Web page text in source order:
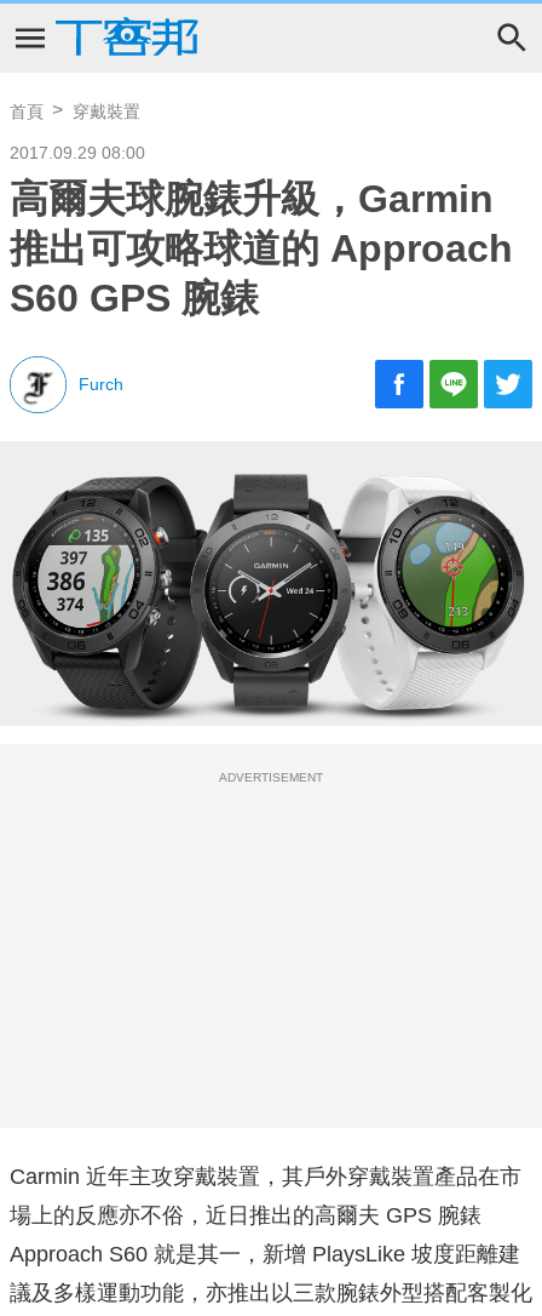
首頁 穿戴裝置
2017.09.29 08:00
高爾夫球腕錶升級，Garmin
推出可攻略球道的 Approach
S60 GPS 腕錶
Furch
ADVERTISEMENT
Carmin 近年主攻穿戴裝置，其戶外穿戴裝置產品在市
場上的反應亦不俗，近日推出的高爾夫 GPS 腕錶
Approach S60 就是其一，新增 PlaysLike 坡度距離建
議及多樣運動功能，亦推出以三款腕錶外型搭配客製化